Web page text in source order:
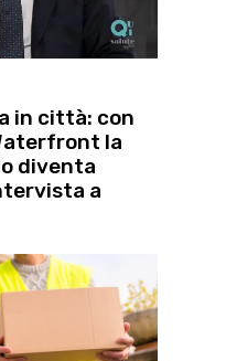
in città: con
la
diventa
a